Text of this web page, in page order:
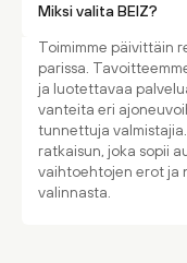
Miksi valita BEIZ?
Toimimme päivittäin
parissa.
ja luotettavaa
vanteita eri
tunnettuja
ratkaisun, joka sopii
vaihtoehtojen erot ja
valinnasta.